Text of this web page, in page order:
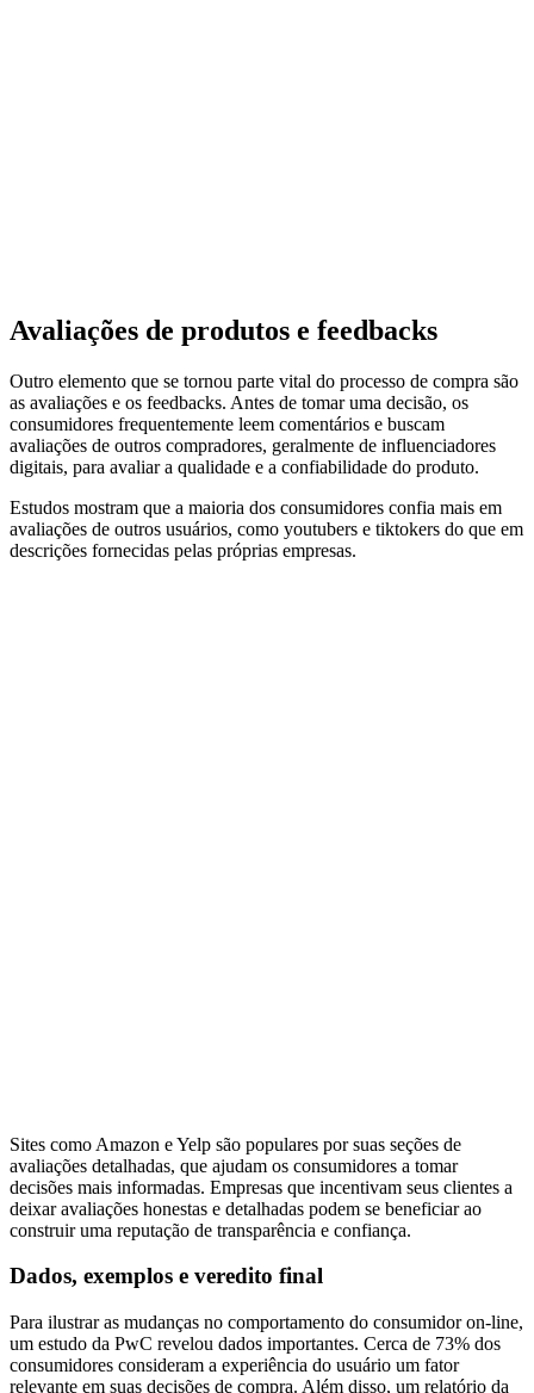
Avaliações de produtos e feedbacks
Outro elemento que se tornou parte vital do processo de compra são
as avaliações e os feedbacks. Antes de tomar uma decisão, os
consumidores frequentemente leem comentários e buscam
avaliações de outros compradores, geralmente de influenciadores
digitais, para avaliar a qualidade e a confiabilidade do produto.
Estudos mostram que a maioria dos consumidores confia mais em
avaliações de outros usuários, como youtubers e tiktokers do que em
descrições fornecidas pelas próprias empresas.
Sites como Amazon e Yelp são populares por suas seções de
avaliações detalhadas, que ajudam os consumidores a tomar
decisões mais informadas. Empresas que incentivam seus clientes a
deixar avaliações honestas e detalhadas podem se beneficiar ao
construir uma reputação de transparência e confiança.
Dados, exemplos e veredito final
Para ilustrar as mudanças no comportamento do consumidor on-line,
um estudo da PwC revelou dados importantes. Cerca de 73% dos
consumidores consideram a experiência do usuário um fator
relevante em suas decisões de compra. Além disso, um relatório da